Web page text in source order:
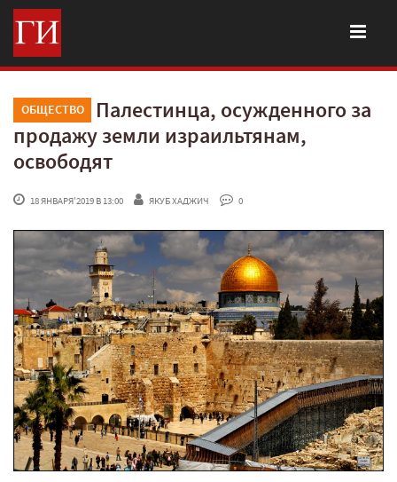
ОБЩЕСТВО
Палестинца, осужденного за
продажу земли израильтянам,
освободят
18 ЯНВАРЯ'2019 В 13:00 ЯКУБ ХАДЖИЧ 0